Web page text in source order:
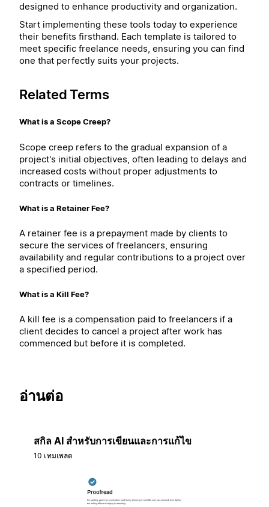
designed to enhance productivity and organization.
Start implementing these tools today to experience
their benefits firsthand. Each template is tailored to
meet specific freelance needs, ensuring you can find
one that perfectly suits your projects.
Related Terms
What is a Scope Creep?
Scope creep refers to the gradual expansion of a
project's initial objectives, often leading to delays and
increased costs without proper adjustments to
contracts or timelines.
What is a Retainer Fee?
A retainer fee is a prepayment made by clients to
secure the services of freelancers, ensuring
availability and regular contributions to a project over
a specified period.
What is a Kill Fee?
A kill fee is a compensation paid to freelancers if a
client decides to cancel a project after work has
commenced but before it is completed.
อ่านต่อ
สกิล AI สำหรับการเขียนและการแก้ไข
10 เทมเพลต